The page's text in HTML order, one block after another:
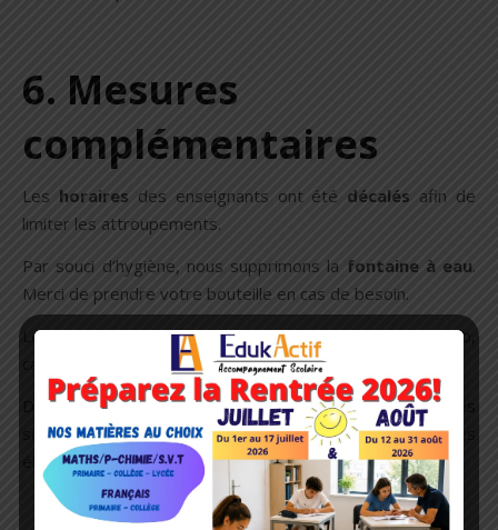
6. Mesures
complémentaires
Les horaires des enseignants ont été décalés afin de
limiter les attroupements.
Par souci d’hygiène, nous supprimons la fontaine à eau.
Merci de prendre votre bouteille en cas de besoin.
Les élèves devront apporter leurpropre matériel(stylo,
calculatrice…) afin de limiter les prêts.
Dans lestoilettes, un lavabo avec du savon et des
serviettes à usage unique seront mis à disposition des
élèves.